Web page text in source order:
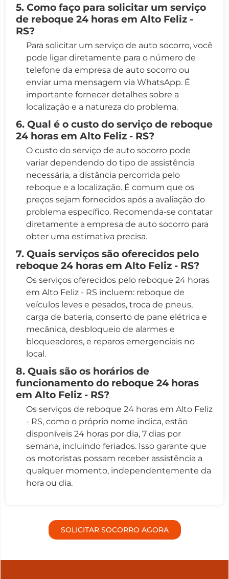
5. Como faço para solicitar um serviço
de reboque 24 horas em Alto Feliz -
RS?
Para solicitar um serviço de auto socorro, você
pode ligar diretamente para o número de
telefone da empresa de auto socorro ou
enviar uma mensagem via WhatsApp. É
importante fornecer detalhes sobre a
localização e a natureza do problema.
6. Qual é o custo do serviço de reboque
24 horas em Alto Feliz - RS?
O custo do serviço de auto socorro pode
variar dependendo do tipo de assistência
necessária, a distância percorrida pelo
reboque e a localização. É comum que os
preços sejam fornecidos após a avaliação do
problema específico. Recomenda-se contatar
diretamente a empresa de auto socorro para
obter uma estimativa precisa.
7. Quais serviços são oferecidos pelo
reboque 24 horas em Alto Feliz - RS?
Os serviços oferecidos pelo reboque 24 horas
em Alto Feliz - RS incluem: reboque de
veículos leves e pesados, troca de pneus,
carga de bateria, conserto de pane elétrica e
mecânica, desbloqueio de alarmes e
bloqueadores, e reparos emergenciais no
local.
8. Quais são os horários de
funcionamento do reboque 24 horas
em Alto Feliz - RS?
Os serviços de reboque 24 horas em Alto Feliz
- RS, como o próprio nome indica, estão
disponíveis 24 horas por dia, 7 dias por
semana, incluindo feriados. Isso garante que
os motoristas possam receber assistência a
qualquer momento, independentemente da
hora ou dia.
SOLICITAR SOCORRO AGORA